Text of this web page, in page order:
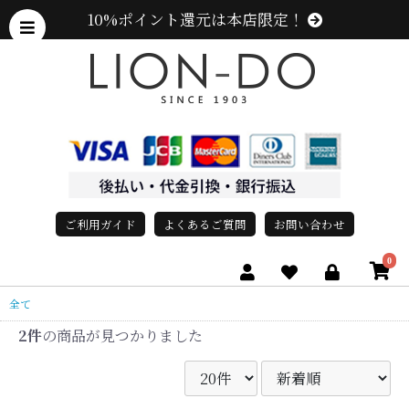
10%ポイント還元は本店限定！
ご利用ガイド よくあるご質問 お問い合わせ
0
全て
2件の商品が見つかりました